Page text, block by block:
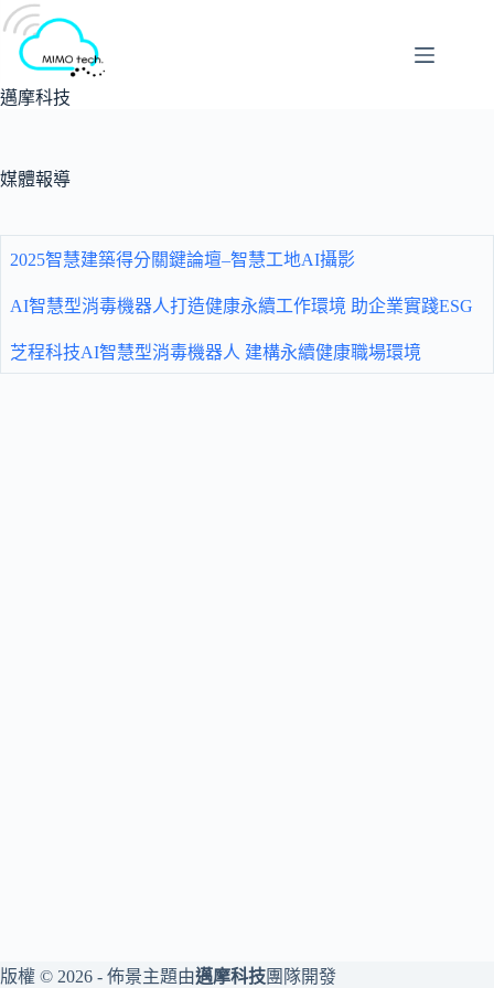
跳
要
邁摩科技
媒體報導
2025智慧建築得分關鍵論壇–智慧工地AI攝影
AI智慧型消毒機器人打造健康永續工作環境 助企業實踐ESG
芝程科技AI智慧型消毒機器人 建構永續健康職場環境
版權 © 2026 - 佈景主題由邁摩科技團隊開發